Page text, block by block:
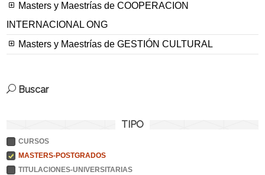
Masters y Maestrías de COOPERACION
INTERNACIONAL ONG
Masters y Maestrías de GESTIÓN CULTURAL
Buscar
TIPO
CURSOS
MASTERS-POSTGRADOS
TITULACIONES-UNIVERSITARIAS